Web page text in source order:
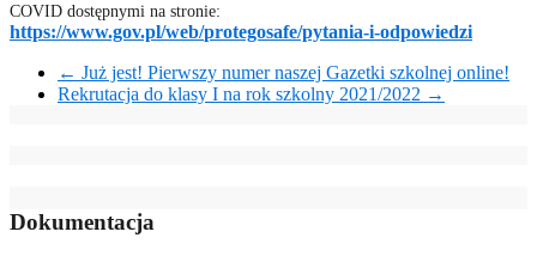
COVID dostępnymi na stronie:
https://www.gov.pl/web/protegosafe/pytania-i-odpowiedzi
← Już jest! Pierwszy numer naszej Gazetki szkolnej online!
Rekrutacja do klasy I na rok szkolny 2021/2022 →
Dokumentacja